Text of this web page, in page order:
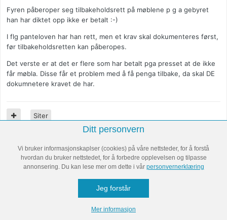
Fyren påberoper seg tilbakeholdsrett på møblene p g a gebyret
han har diktet opp ikke er betalt :-)
I flg panteloven har han rett, men et krav skal dokumenteres først,
før tilbakeholdsretten kan påberopes.
Det verste er at det er flere som har betalt pga presset at de ikke
får møbla. Disse får et problem med å få penga tilbake, da skal DE
dokumnetere kravet de har.
Siter
FORRIGE NESTE
Side 1 av 2
Bli med i samtalen
Du kan publisere innhold nå og registrere deg senere. Hvis du har
Ditt personvern
Vi bruker informasjonskaplser (cookies) på våre nettsteder, for å forstå
hvordan du bruker nettstedet, for å forbedre opplevelsen og tilpasse
annonsering. Du kan lese mer om dette i vår personvernerklæring
Jeg forstår
Mer informasjon